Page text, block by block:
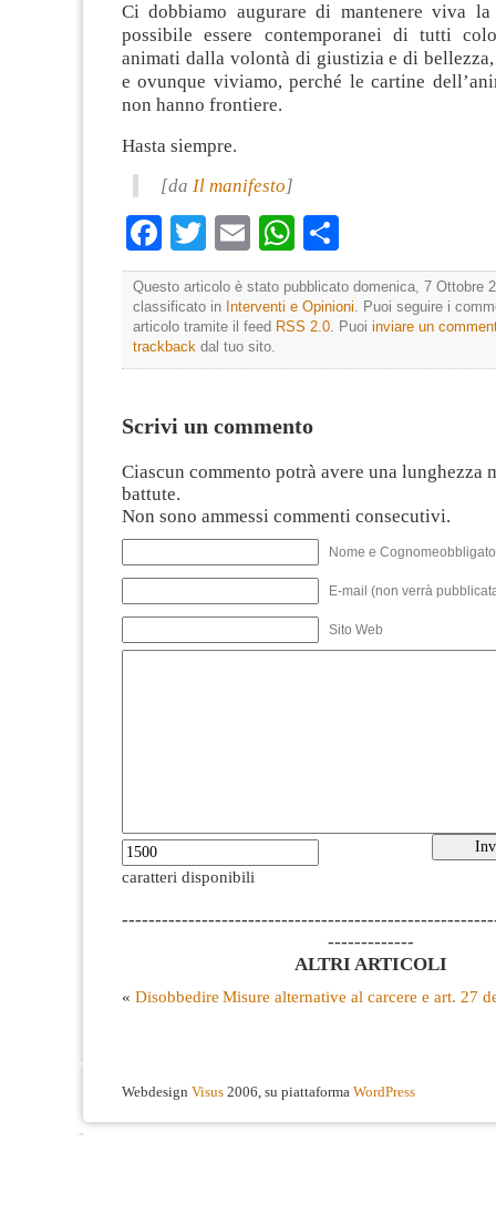
Ci dobbiamo augurare di mantenere viva la
possibile essere contemporanei di tutti
animati dalla volontà di giustizia e di
e ovunque viviamo, perché le cartine
non hanno frontiere.
Hasta siempre.
[da Il manifesto]
Facebook
TwitterEmailWhatsApp
Questo articolo è stato pubblicato domenica, 7 Ottobre
classificato in Interventi e Opinioni. Puoi seguire i
articolo tramite il feed RSS 2.0. Puoi inviare un
trackback dal tuo sito.
Scrivi un commento
Ciascun commento potrà avere una lunghezza
battute.
Non sono ammessi commenti consecutivi.
Nome e
E-mail (non verrà
Sito Web
caratteri disponibili
-------------
ALTRI ARTICOLI
« Disobbedire Misure alternative al carcere e art. 27
Webdesign Visus 2006, su piattaforma WordPress